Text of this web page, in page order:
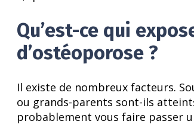
Qu’est-ce qui
d’ostéoporose ?
Il existe de nombreux facteurs.
ou grands-parents sont-ils
probablement vous faire passer